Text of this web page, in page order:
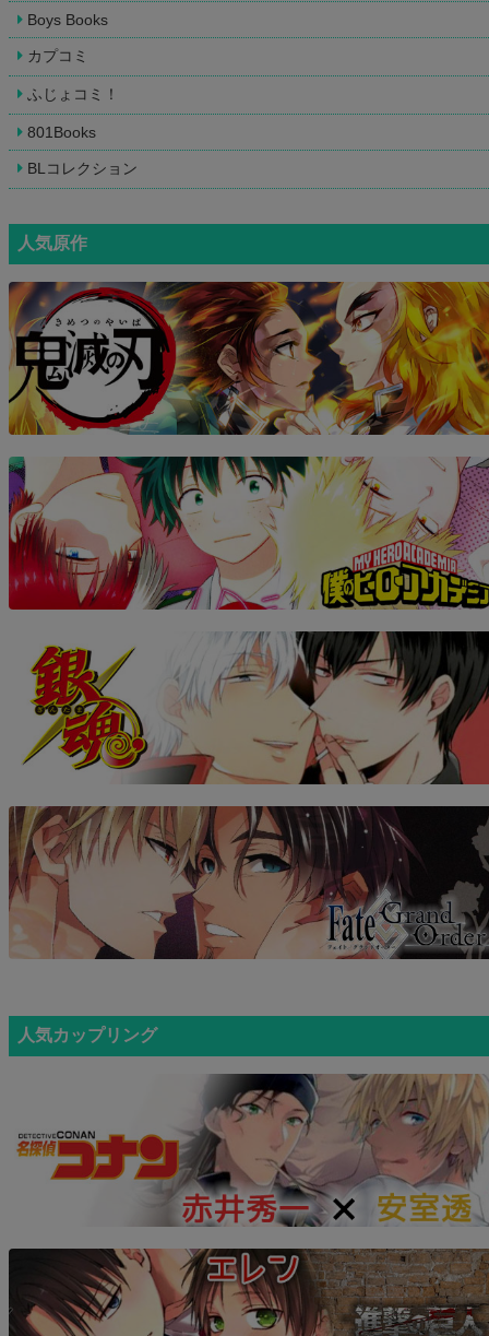
Boys Books
カプコミ
ふじょコミ！
801Books
BLコレクション
人気原作
人気カップリング